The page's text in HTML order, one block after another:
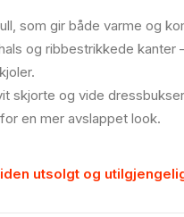
som gir både varme og
og ribbestrikkede kanter
skjorte og vide
en mer avslappet look.
utsolgt og